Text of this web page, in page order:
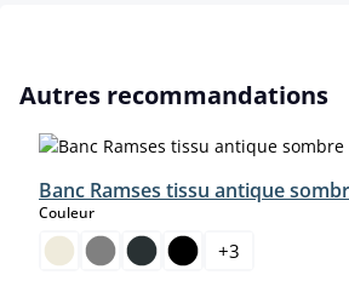
Ignorer la galerie de produits
Autres recommandations
Banc Ramses tissu antique
Couleurselect
+3